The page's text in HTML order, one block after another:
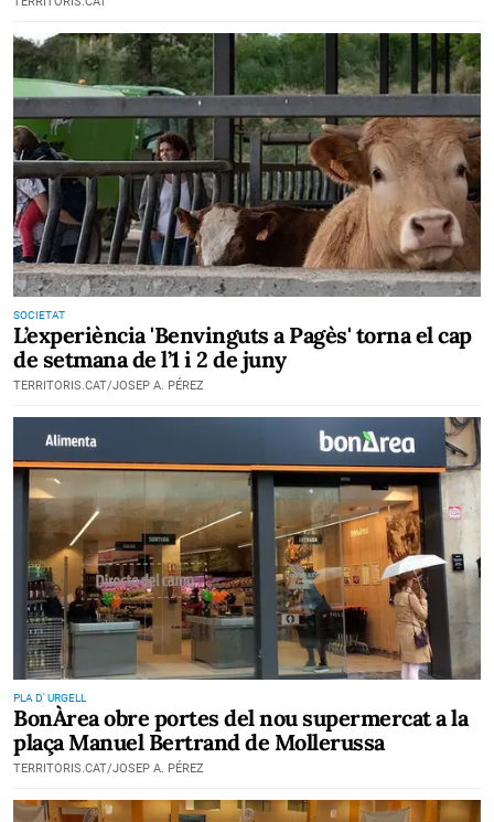
SOCIETAT
L’experiència 'Benvinguts a Pagès' torna el cap
de setmana de l’1 i 2 de juny
TERRITORIS.CAT/JOSEP A. PÉREZ
PLA D' URGELL
BonÀrea obre portes del nou supermercat a la
plaça Manuel Bertrand de Mollerussa
TERRITORIS.CAT/JOSEP A. PÉREZ